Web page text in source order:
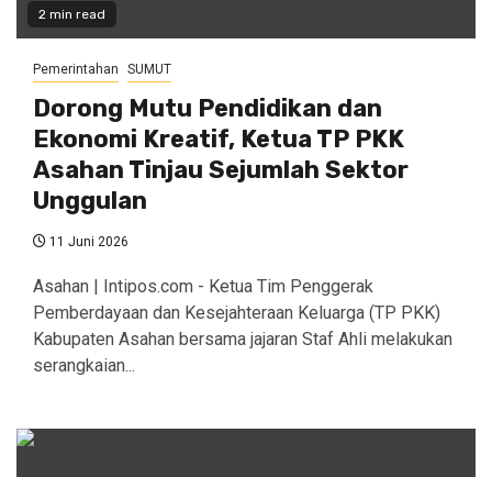
2 min read
Pemerintahan SUMUT
Dorong Mutu Pendidikan dan
Ekonomi Kreatif, Ketua TP PKK
Asahan Tinjau Sejumlah Sektor
Unggulan
11 Juni 2026
Asahan | Intipos.com - Ketua Tim Penggerak
Pemberdayaan dan Kesejahteraan Keluarga (TP PKK)
Kabupaten Asahan bersama jajaran Staf Ahli melakukan
serangkaian...